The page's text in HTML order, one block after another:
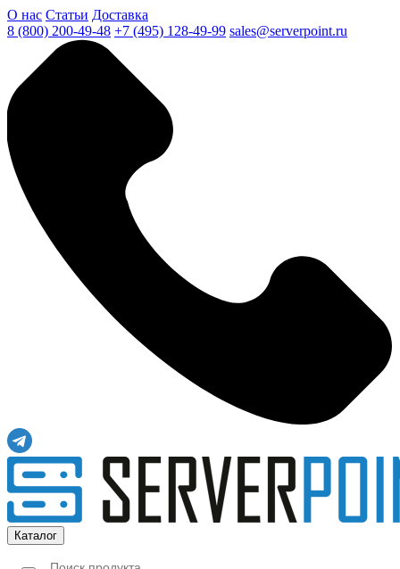
О нас Статьи Доставка
8 (800) 200-49-48 +7 (495) 128-49-99 sales@serverpoint.ru
Каталог